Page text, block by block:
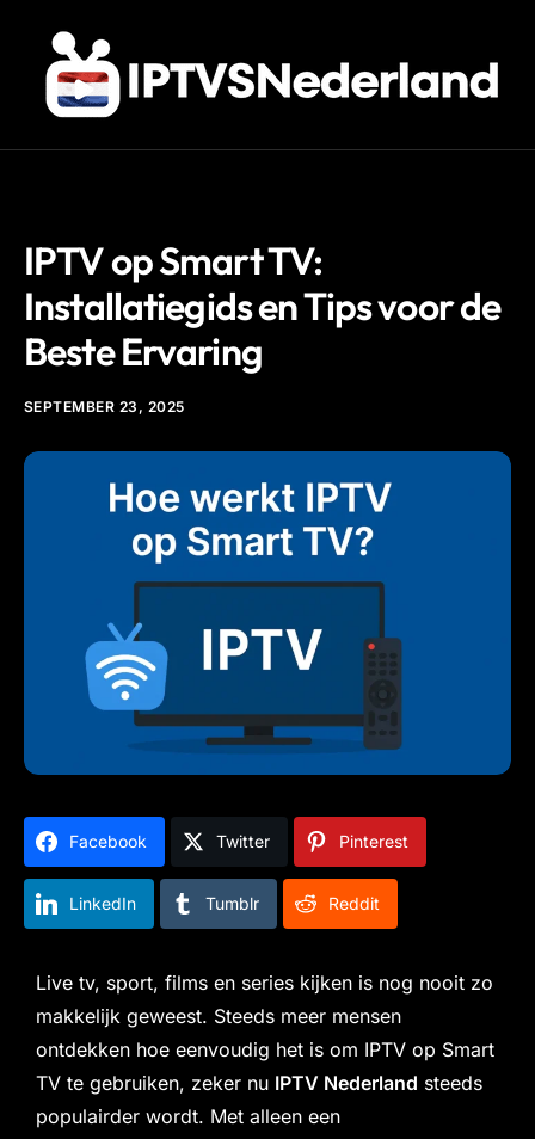
IPTV op Smart TV:
Installatiegids en Tips voor de
Beste Ervaring
SEPTEMBER 23, 2025
Facebook Twitter Pinterest
LinkedIn Tumblr Reddit
Live tv, sport, films en series kijken is nog nooit zo
makkelijk geweest. Steeds meer mensen
ontdekken hoe eenvoudig het is om IPTV op Smart
TV te gebruiken, zeker nu IPTV Nederland steeds
populairder wordt. Met alleen een